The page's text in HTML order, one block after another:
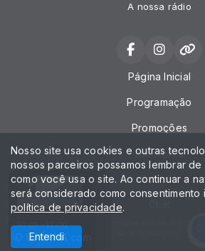
10:05 - 12:00
NAÇÃO GAÚCHA com FABIANO FARIAS
A nossa rádio
Página Inicial
Programação
Promoções
Locutores
Contato
Nosso site usa cookies e outras
nossos parceiros possamos lembrar
como você usa o site. Ao continuar a
será considerado como consentimento
política de privacidade.
Entendi